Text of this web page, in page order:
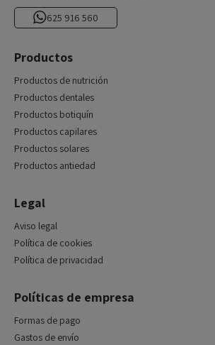
625 916 560
Productos
Productos de nutrición
Productos dentales
Productos botiquín
Productos capilares
Productos solares
Productos antiedad
Legal
Aviso legal
Política de cookies
Política de privacidad
Políticas de empresa
Formas de pago
Gastos de envío